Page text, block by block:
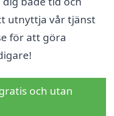
utnyttja vår tjänst
för att göra
och utan